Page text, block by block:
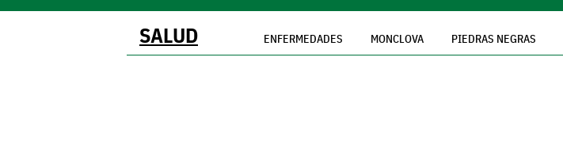
SALUD ENFERMEDADES MONCLOVA PIEDRAS NEGRAS